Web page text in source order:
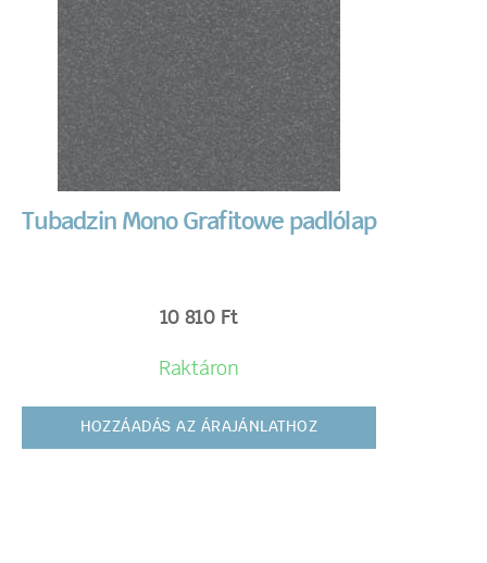
Tubadzin Mono Grafitowe padlólap
10 810 Ft
Raktáron
HOZZÁADÁS AZ ÁRAJÁNLATHOZ